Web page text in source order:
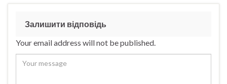
Залишити відповідь
Your email address will not be published.